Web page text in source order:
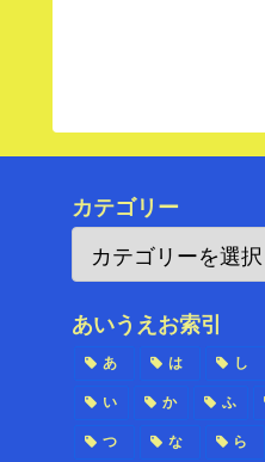
カテゴリー
あいうえお索引
あ は し
い か ふ
つ な ら